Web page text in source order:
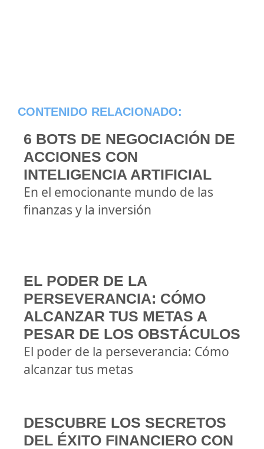
CONTENIDO RELACIONADO:
6 BOTS DE NEGOCIACIÓN DE
ACCIONES CON
INTELIGENCIA ARTIFICIAL
En el emocionante mundo de las
finanzas y la inversión
EL PODER DE LA
PERSEVERANCIA: CÓMO
ALCANZAR TUS METAS A
PESAR DE LOS OBSTÁCULOS
El poder de la perseverancia: Cómo
alcanzar tus metas
DESCUBRE LOS SECRETOS
DEL ÉXITO FINANCIERO CON